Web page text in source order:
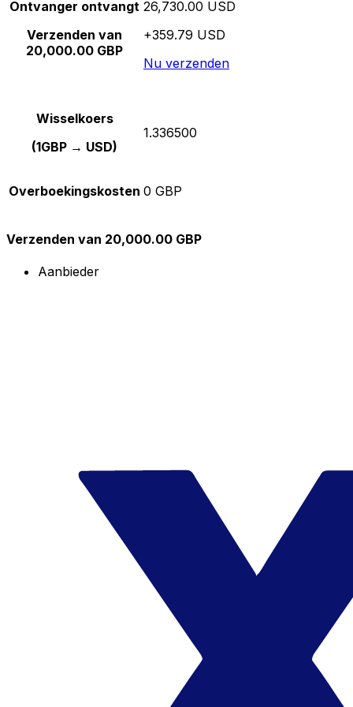
Ontvanger ontvangt
Verzenden van
20,000.00 GBP
26,730.00 USD
+359.79 USD
Nu verzenden
Wisselkoers
(1GBP → USD)
1.336500
Overboekingskosten 0 GBP
Verzenden van 20,000.00 GBP
Aanbieder